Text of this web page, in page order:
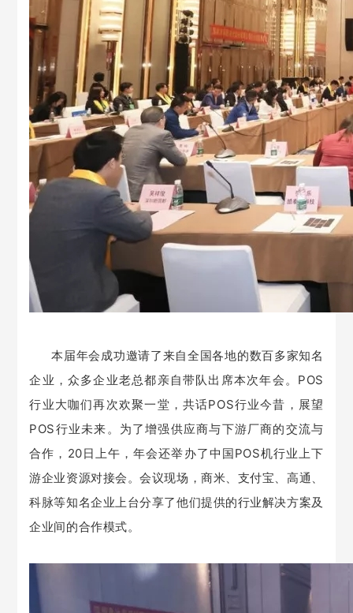
本届年会成功邀请了来自全国各地的数百多家知名
企业，众多企业老总都亲自带队出席本次年会。 POS
行业大咖们再次欢聚一堂，共话POS行业今昔，展望
POS行业未来。为了增强供应商与下游厂商的交流与
合作，20日上午，年会还举办了中国POS机行业上下
游企业资源对接会。会议现场，商米、支付宝、高通、
科脉等知名企业上台分享了他们提供的行业解决方案及
企业间的合作模式。